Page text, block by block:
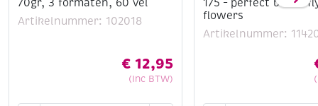
70gr, 3 formaten, 60 vel
Artikelnummer: 102018
€ 12,95
(Inc BTW)
175 – perfect
flowers
Artikelnummer: